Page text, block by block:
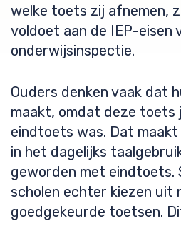
welke toets zij afnemen,
voldoet aan de IEP-eisen
onderwijsinspectie.
Ouders denken vaak dat
maakt, omdat deze toets
eindtoets was. Dat
in het dagelijks
geworden met eindtoets.
scholen echter kiezen uit
goedgekeurde toetsen.